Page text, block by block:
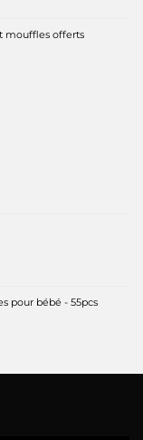
mouffles offerts
pour bébé - 55pcs